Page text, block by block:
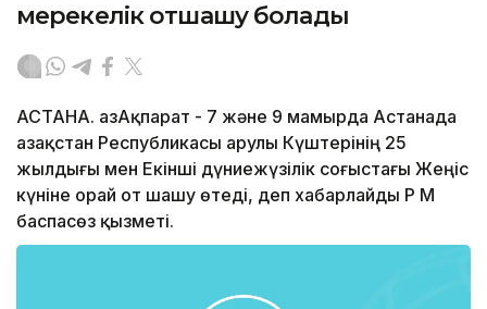
мерекелік отшашу болады
АСТАНА. ҚазАқпарат - 7 және 9 мамырда Астанада
Қазақстан Республикасы Қарулы Күштерінің 25
жылдығы мен Екінші дүниежүзілік соғыстағы Жеңіс
күніне орай от шашу өтеді, деп хабарлайды ҚР ҚМ
баспасөз қызметі.